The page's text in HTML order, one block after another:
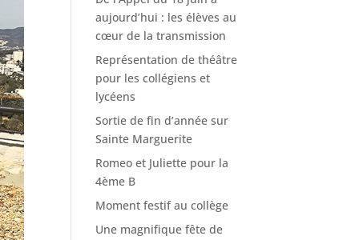
aujourd’hui : les élèves au
cœur de la transmission
Représentation de théâtre
pour les collégiens et
lycéens
Sortie de fin d’année sur
Sainte Marguerite
Romeo et Juliette pour la
4ème B
Moment festif au collège
Une magnifique fête de